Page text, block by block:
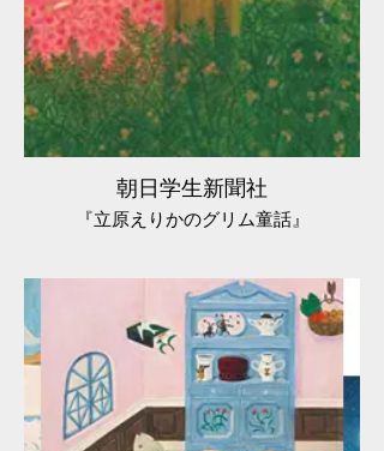
朝日学生新聞社
『立原えりかのグリム童話』